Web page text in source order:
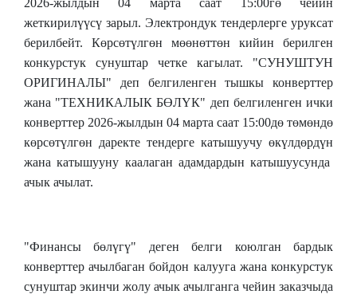
2026-жылдын 04 мартасаат 15:00гө чейин
жеткирилүүсү зарыл. Электрондук тендерлерге уруксат
берилбейт. Көрсөтүлгөн мөөнөттөн кийин берилген
конкурстук сунуштар четке кагылат. "СУНУШТУН
ОРИГИНАЛЫ" деп белгиленген тышкы конверттер
жана "ТЕХНИКАЛЫК БӨЛҮК" деп белгиленген ички
конверттер 2026-жылдын 04 марта саат 15:00дө төмөндө
көрсөтүлгөн даректе тендерге катышуучу өкүлдөрдүн
жана катышууну каалаган адамдардын катышуусунда
ачык ачылат.
"Финансы бөлүгү" деген белги коюлган бардык
конверттер ачылбаган бойдон калууга жана конкурстук
сунуштар экинчи жолу ачык ачылганга чейин заказчыда